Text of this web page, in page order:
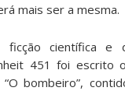
mais ser a mesma.
ficção científica e
451 foi escrito
bombeiro”,